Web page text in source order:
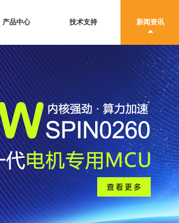
产品中心 技术支持 新闻资讯